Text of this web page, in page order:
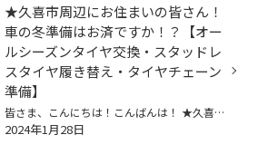
★久喜市周辺にお住まいの皆さん！
車の冬準備はお済ですか！？【オー
ルシーズンタイヤ交換・スタッドレ
スタイヤ履き替え・タイヤチェーン
準備】
皆さま、こんにちは！こんばんは！ ★久喜警察と久喜インターの間にあるタイヤ館久喜です★ いつも当店WEBをご覧いただきありがとうございます！ ★詳細はこちら！ 冬の準備はお済ですか？ 今年の冬は暖冬と言われていますが、いざ雪が降ると『ドカ雪』になるとも言われています。 さらに、例年より冬...
2024年1月28日